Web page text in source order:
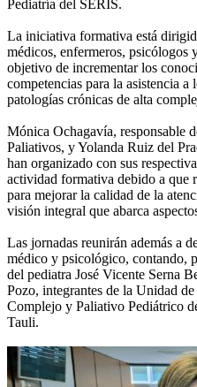
Pediatría del SERIS.
La iniciativa formativa está
médicos, enfermeros, psicólogos
objetivo de incrementar los
competencias para la asistencia a
patologías crónicas de alta
Mónica Ochagavía, responsable
Paliativos, y Yolanda Ruiz del
han organizado con sus
actividad formativa debido a que
para mejorar la calidad de la
visión integral que abarca
Las jornadas reunirán además a
médico y psicológico, contando,
del pediatra José Vicente Serna
Pozo, integrantes de la Unidad
Complejo y Paliativo Pediátrico
Tauli.